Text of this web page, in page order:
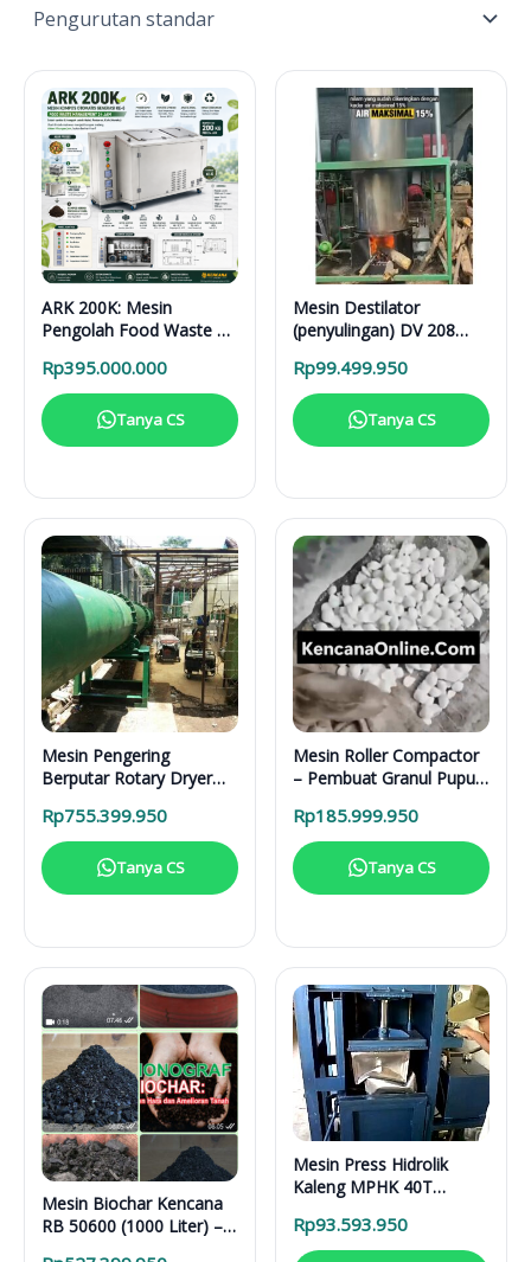
ARK 200K: Mesin
Pengolah Food Waste 24
Restoran, dan Kafe
Rp395.000.000
Tanya CS
Mesin Destilator
(penyulingan) DV 208
Rp99.499.950
Tanya CS
Mesin Pengering
Berputar Rotary Dryer
Rp755.399.950
Tanya CS
Mesin Roller Compactor
– Pembuat Granul Pupuk
Rp185.999.950
Tanya CS
Mesin Biochar Kencana
RB 50600 (1000 Liter) –
Mesin Press Hidrolik
Kaleng MPHK 40T
Rp93.593.950